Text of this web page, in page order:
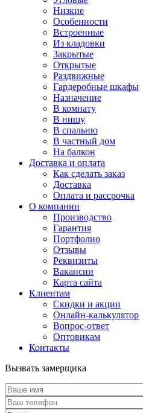
Низкие
Особенности
Встроенные
Из кладовки
Закрытые
Открытые
Раздвижные
Гардеробные шкафы
Назначение
В комнату
В нишу
В спальню
В частный дом
На балкон
Доставка и оплата
Как сделать заказ
Доставка
Оплата и рассрочка
О компании
Производство
Гарантия
Портфолио
Отзывы
Реквизиты
Вакансии
Карта сайта
Клиентам
Скидки и акции
Онлайн-калькулятор
Вопрос-ответ
Оптовикам
Контакты
Вызвать замерщика